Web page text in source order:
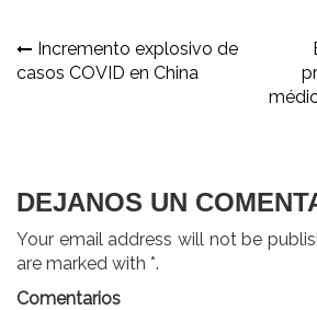
Navegación
de
Incremento explosivo de
casos COVID en China
DEJANOS UN
Your email address will not be
are marked with *.
Comentarios